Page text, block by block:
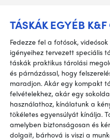
TÁSKÁK EGYÉB
Fedezze fel a fotósok,
igényeihez tervezett speciális
táskák praktikus tárolási
és párnázással, hogy
maradjon. Akár egy kompakt
felvételekhez, akár egy
használathoz, kínálatunk a
tökéletes egyensúlyát kínálja.
amelyben biztonságosan és
dolgait, bárhová is viszi a